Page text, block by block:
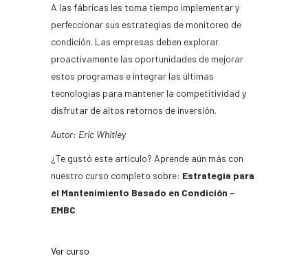
A las fábricas les toma tiempo implementar y
perfeccionar sus estrategias de monitoreo de
condición. Las empresas deben explorar
proactivamente las oportunidades de mejorar
estos programas e integrar las últimas
tecnologías para mantener la competitividad y
disfrutar de altos retornos de inversión.
Autor: Eric Whitley
¿Te gustó este artículo? Aprende aún más con
nuestro curso completo sobre: Estrategia para
el Mantenimiento Basado en Condición –
EMBC
Ver curso